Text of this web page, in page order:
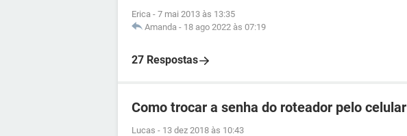
Erica - 7 mai 2013 às 13:35
Amanda - 18 ago 2022 às 07:19
27 Respostas
Como trocar a senha do roteador pelo celular
Lucas - 13 dez 2018 às 10:43